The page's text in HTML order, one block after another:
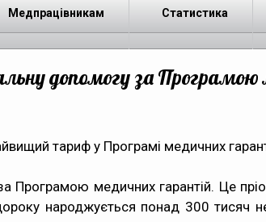
Медпрацівникам Статистика
допомогу за Програмою
тариф у Програмі медичних
медичних гарантій. Це
народжується понад 300 тисяч